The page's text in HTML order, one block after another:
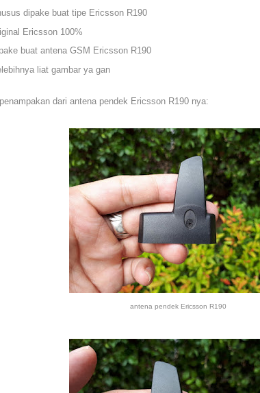
dipake buat tipe Ericsson R190
Ericsson 100%
buat antena GSM Ericsson R190
liat gambar ya gan
dari antena pendek Ericsson R190 nya:
antena pendek Ericsson R190